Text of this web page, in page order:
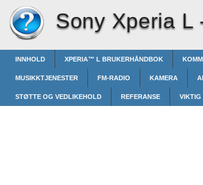
Sony Xperia L
INNHOLD XPERIA™‎ L BRUKERHÅNDBOK
MUSIKKTJENESTER FM-RADIO KAMERA
STØTTE OG VEDLIKEHOLD REFERANSE VIKTIG